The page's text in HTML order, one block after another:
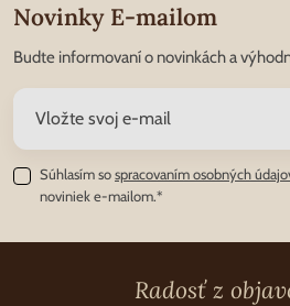
Novinky E-mailom
Budte informovaní o novinkách a
Súhlasím sospracovaním osobných
noviniek e-mailom.*
Radosť z